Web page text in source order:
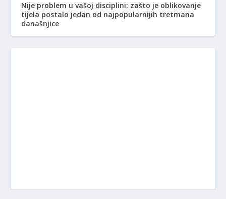
Nije problem u vašoj disciplini: zašto je oblikovanje
tijela postalo jedan od najpopularnijih tretmana
današnjice